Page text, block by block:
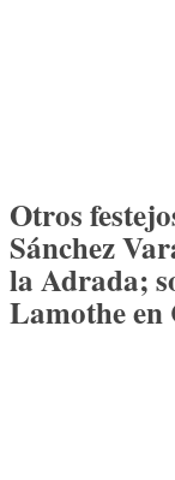
Otros
Sánchez
la Adrada;
Lamothe en